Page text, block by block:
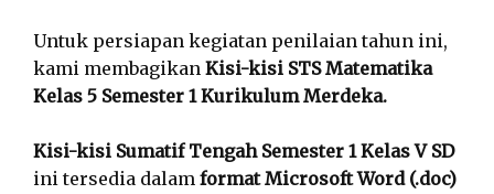
Untuk persiapan kegiatan penilaian tahun ini,
kami membagikan Kisi-kisi STS Matematika
Kelas 5 Semester 1 Kurikulum Merdeka.
Kisi-kisi Sumatif Tengah Semester 1 Kelas V SD
ini tersedia dalam format Microsoft Word (.doc)